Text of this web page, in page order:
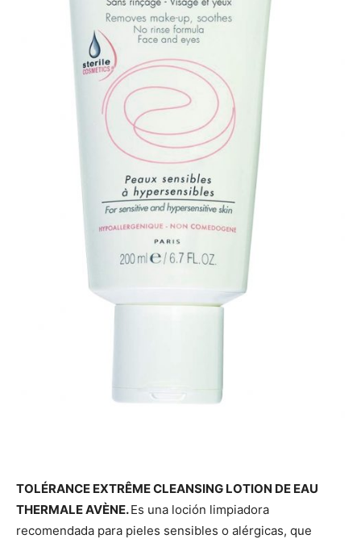
TOLÉRANCE EXTRÊME CLEANSING LOTION DE EAU
THERMALE AVÈNE.Es una loción limpiadora
recomendada para pieles sensibles o alérgicas, que